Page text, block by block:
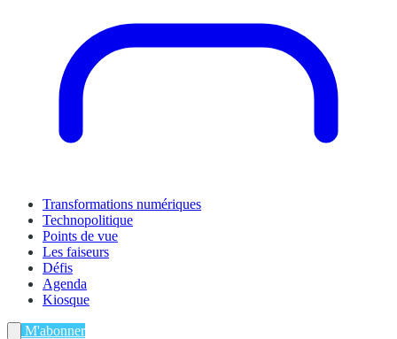
Transformations numériques
Technopolitique
Points de vue
Les faiseurs
Défis
Agenda
Kiosque
M'abonner